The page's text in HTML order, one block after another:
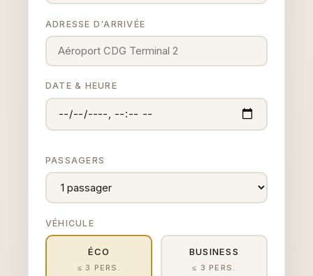
ADRESSE D'ARRIVÉE
DATE & HEURE
PASSAGERS
VÉHICULE
ÉCO
≤ 3 PERS.
BUSINESS
≤ 3 PERS.